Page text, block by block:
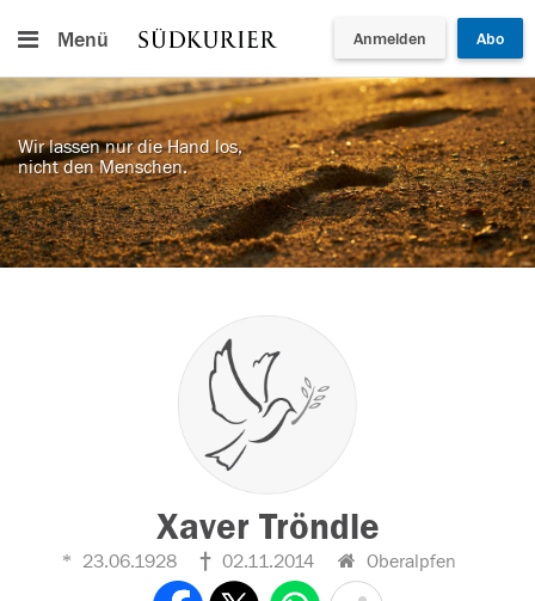
Menü Anmelden Abo
Wir lassen nur die Hand los,
nicht den Menschen.
Xaver Tröndle
23.06.1928 02.11.2014 Oberalpfen